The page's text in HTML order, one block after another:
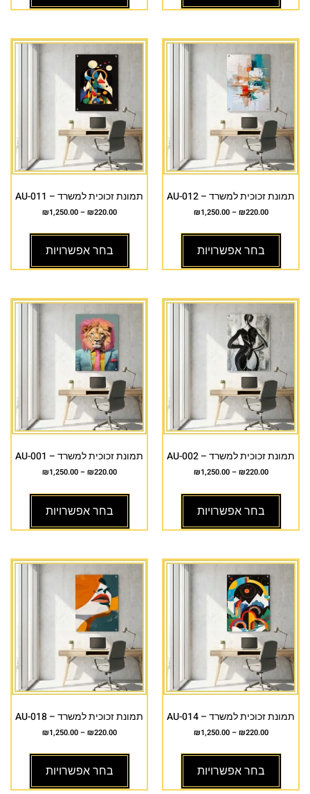
תמונת זכוכית למשרד – AU-012
₪220.00
–
₪1,250.00
בחר אפשרויות
תמונת זכוכית למשרד – AU-011
₪220.00
–
₪1,250.00
בחר אפשרויות
תמונת זכוכית למשרד – AU-002
₪220.00
–
₪1,250.00
בחר אפשרויות
תמונת זכוכית למשרד – AU-001
₪220.00
–
₪1,250.00
בחר אפשרויות
תמונת זכוכית למשרד – AU-014
₪220.00
–
₪1,250.00
בחר אפשרויות
תמונת זכוכית למשרד – AU-018
₪220.00
–
₪1,250.00
בחר אפשרויות